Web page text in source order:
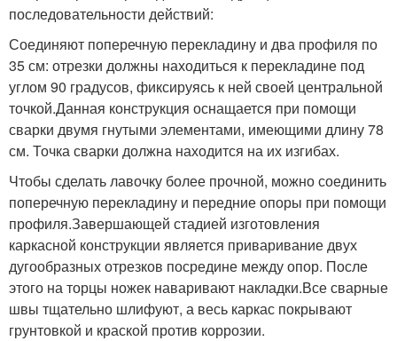
последовательности действий:
Соединяют поперечную перекладину и два профиля по
35 см: отрезки должны находиться к перекладине под
углом 90 градусов, фиксируясь к ней своей центральной
точкой.Данная конструкция оснащается при помощи
сварки двумя гнутыми элементами, имеющими длину 78
см. Точка сварки должна находится на их изгибах.
Чтобы сделать лавочку более прочной, можно соединить
поперечную перекладину и передние опоры при помощи
профиля.Завершающей стадией изготовления
каркасной конструкции является приваривание двух
дугообразных отрезков посредине между опор. После
этого на торцы ножек наваривают накладки.Все сварные
швы тщательно шлифуют, а весь каркас покрывают
грунтовкой и краской против коррозии.